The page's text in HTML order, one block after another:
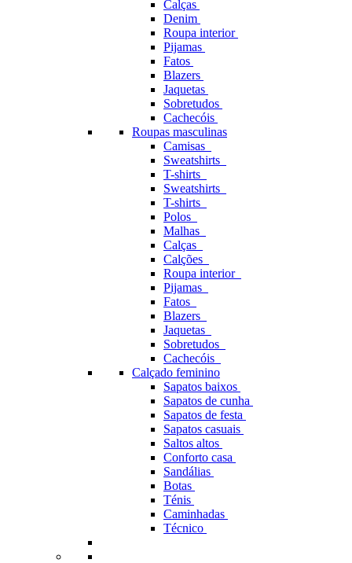
Calças
Denim
Roupa interior
Pijamas
Fatos
Blazers
Jaquetas
Sobretudos
Cachecóis
Roupas masculinas
Camisas
Sweatshirts
T-shirts
Sweatshirts
T-shirts
Polos
Malhas
Calças
Calções
Roupa interior
Pijamas
Fatos
Blazers
Jaquetas
Sobretudos
Cachecóis
Calçado feminino
Sapatos baixos
Sapatos de cunha
Sapatos de festa
Sapatos casuais
Saltos altos
Conforto casa
Sandálias
Botas
Ténis
Caminhadas
Técnico